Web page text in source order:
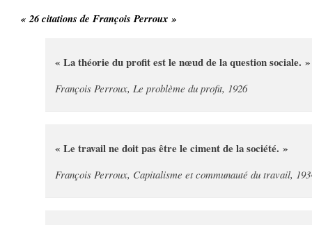
« 26 citations de François Perroux »
« La théorie du profit est le nœud de la question sociale. »
François Perroux, Le problème du profit, 1926
« Le travail ne doit pas être le ciment de la société. »
François Perroux, Capitalisme et communauté du travail,